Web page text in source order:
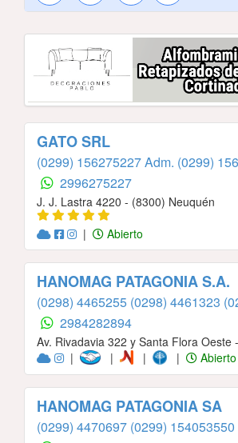
GATO SRL
(0299) 156275227 Adm. (0299)
2996275227
J. J. Lastra 4220 - (8300) Neuquén
|
Abierto
HANOMAG PATAGONIA S.A.
(0298) 4465255 (0298) 4461323
2984282894
Av. Rivadavia 322 y Santa Flora Oeste
|
| | | Abierto
HANOMAG PATAGONIA SA
(0299) 4470697 (0299) 154053550